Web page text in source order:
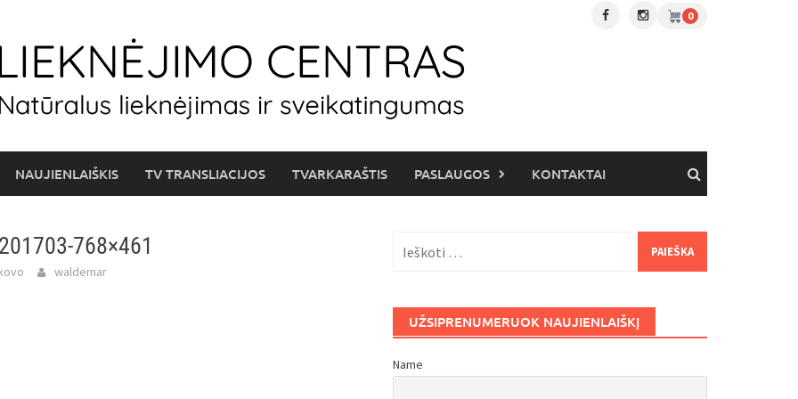
0
NAUJIENLAIŠKIS TV TRANSLIACIJOS TVARKARAŠTIS PASLAUGOS KONTAKTAI
768×461
waldemar
UŽSIPRENUMERUOK NAUJIENLAIŠKĮ
Name